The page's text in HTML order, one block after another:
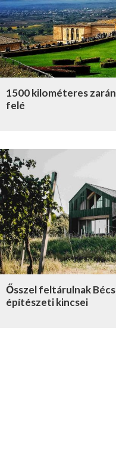
1500 kilométeres
felé
Ősszel feltárulnak
építészeti kincsei